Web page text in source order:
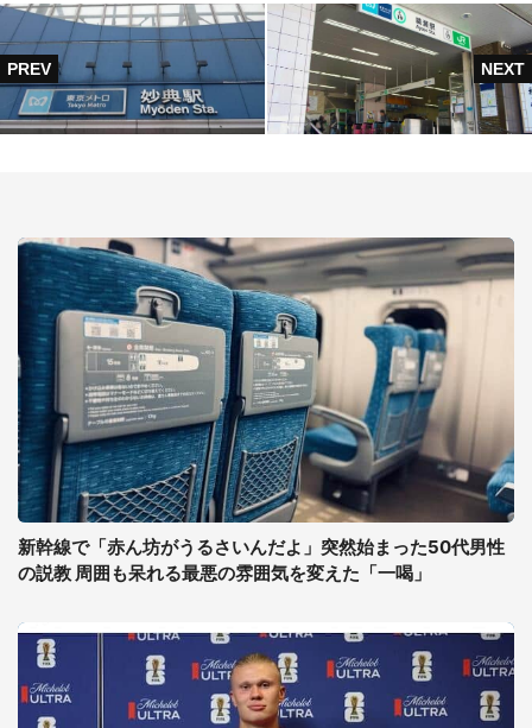
新幹線で「赤ん坊がうるさいんだよ」突然始まった50代男性
の説教 周囲も呆れる最悪の雰囲気を変えた「一喝」